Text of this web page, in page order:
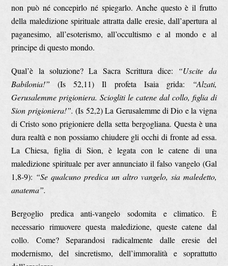
non può né concepirlo né spiegarlo. Anche questo è il frutto
della maledizione spirituale attratta dalle eresie, dall’apertura al
paganesimo, all’esoterismo, all’occultismo e al mondo e al
principe di questo mondo.
Qual’è la soluzione? La Sacra Scrittura dice: “Uscite da
Babilonia!” (Is 52,11) Il profeta Isaia grida:
“Alzati,
Gerusalemme prigioniera. Sciogliti le catene dal collo, figlia di
Sion prigioniera!”.(Is 52,2) La Gerusalemme di Dio e la vigna
di Cristo sono prigioniere della setta bergogliana. Questa è una
dura realtà e non possiamo chiudere gli occhi di fronte ad essa.
La Chiesa, figlia di Sion, è legata con le catene di una
maledizione spirituale per aver annunciato il falso vangelo (Gal
1,8-9): “Se qualcuno predica un altro vangelo, sia maledetto,
anatema”.
Bergoglio predica anti-vangelo sodomita e climatico. È
necessario rimuovere questa maledizione, queste catene dal
collo. Come? Separandosi radicalmente dalle eresie del
modernismo, del sincretismo, dell’immoralità e soprattutto